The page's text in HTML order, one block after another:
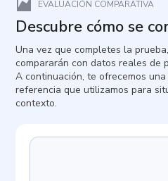
EVALUACIÓN COMPARATIVA
Descubre cómo se
Una vez que completes la
compararán con datos reales de
A continuación, te ofrecemos
referencia que utilizamos para
contexto.